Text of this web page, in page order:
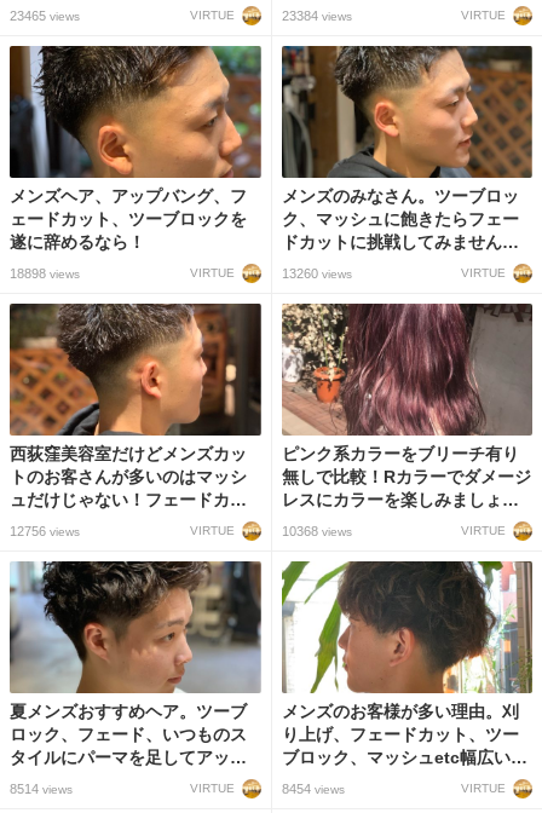
23465 views VIRTUE
メージの共有できない失敗。
23384views VIRTUE
メンズヘア、アップバング、フ
ェードカット、ツーブロックを
遂に辞めるなら！
18898 views VIRTUE
メンズのみなさん。ツーブロッ
ク、マッシュに飽きたらフェー
ドカットに挑戦してみません
か？
13260views VIRTUE
西荻窪美容室だけどメンズカッ
トのお客さんが多いのはマッシ
ュだけじゃない！フェードカッ
トまでできるスタイリストの技
12756 views VIRTUE
ピンク系カラーをブリーチ有り
無しで比較！Rカラーでダメージ
レスにカラーを楽しみましょ
う！
10368views VIRTUE
夏メンズおすすめヘア。ツーブ
ロック、フェード、いつものス
タイルにパーマを足してアップ
バングいいと思う。
8514 views VIRTUE
メンズのお客様が多い理由。刈
り上げ、フェードカット、ツー
ブロック、マッシュetc幅広いメ
ンズスタイルに対応します！
8454views VIRTUE